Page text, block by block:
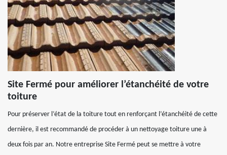
Site Fermé pour améliorer l’étanchéité de votre
toiture
Pour préserver l’état de la toiture tout en renforçant l’étanchéité de cette
dernière, il est recommandé de procéder à un nettoyage toiture une à
deux fois par an. Notre entreprise Site Fermé peut se mettre à votre